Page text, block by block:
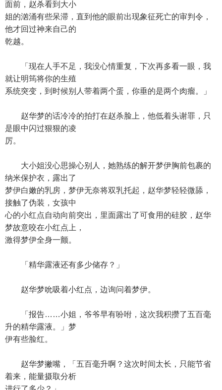
面前，赵杀看到大小
姐的汹涌有些呆滞，直到他的眼前出现象征死亡的审判令，
他才回过神来自己的
乾越。
「现在人手不足，我没心情重复，下次再多看一眼，我
就让明筠将你的生殖
系统突变，到时候别人带着两个蛋，你垂的是两个肉瘤。」
赵华梦的话冷冷的拍打在赵杀脸上，他低着头谢罪，只
是眼中闪过狠狠的凌
厉。
大小姐没心思操心别人，她熟练的解开梦伊胸前包裹的
纳米保护衣，露出了
梦伊白嫩的乳房，梦伊无奈将双乳托起，赵华梦轻轻微舔，
接触了伪装，女孩中
心的小红点自动向前突出，里面露出了可食用的硅胶，赵华
梦故意咬在小红点上，
激得梦伊全身一颤。
「精华露液还有多少储存？」
赵华梦吮吸着小红点，边询问着梦伊。
「报告……小姐，爷爷早有吩咐，这次我积攒了五百毫
升的精华露液。」梦
伊有些脸红。
赵华梦撇嘴，「五百毫升啊？这次时间太长，只能节省
着来，能量摄取分析